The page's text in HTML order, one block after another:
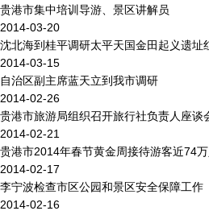
贵港市集中培训导游、景区讲解员
2014-03-20
沈北海到桂平调研太平天国金田起义遗
2014-03-15
自治区副主席蓝天立到我市调研
2014-02-26
贵港市旅游局组织召开旅行社负责人座谈
2014-02-21
贵港市2014年春节黄金周接待游客近74
2014-02-17
李宁波检查市区公园和景区安全保障工作
2014-02-16